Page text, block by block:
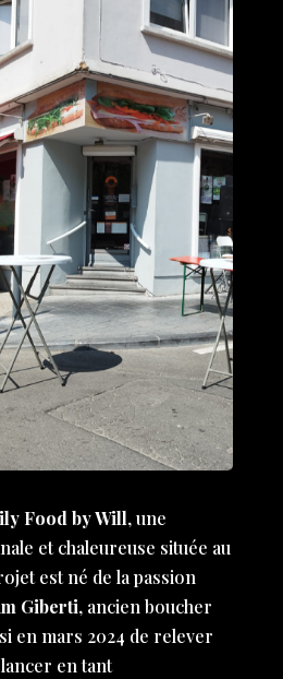
Food by Will, une
et chaleureuse située au
est né de la passion
Giberti, ancien boucher
en mars 2024 de relever
en tant